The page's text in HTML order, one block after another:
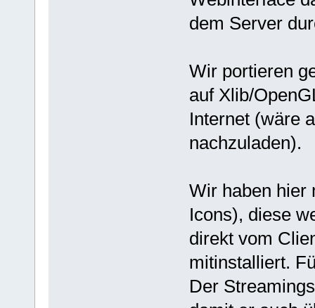
dem Server
Wir portieren
auf Xlib/
Internet (wäre
nachzuladen).
Wir haben hier
Icons), diese
direkt vom
mitinstalliert.
Der